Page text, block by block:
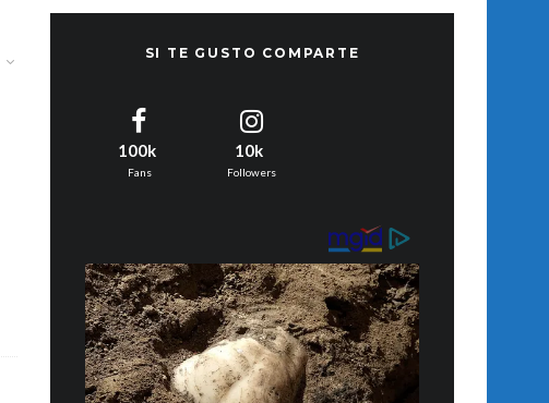
SI TE GUSTO COMPARTE
100k
Fans
10k
Followers